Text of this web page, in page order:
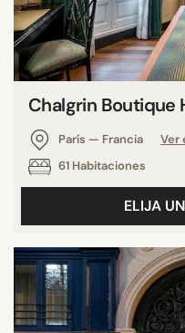
Chalgrin Boutique
París — Francia
Ver
61 Habitaciones
ELIJA